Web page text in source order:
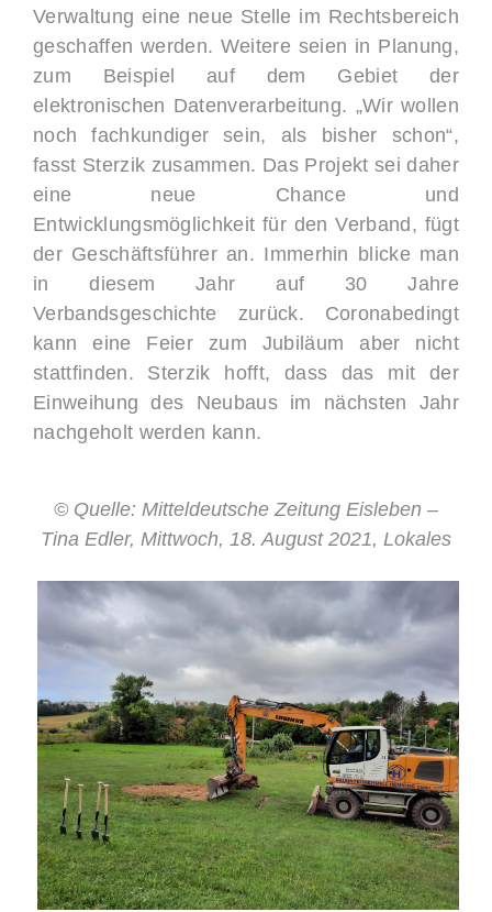
Verwaltung eine neue Stelle im Rechtsbereich
geschaffen werden. Weitere seien in Planung,
zum Beispiel auf dem Gebiet der
elektronischen Datenverarbeitung. „Wir wollen
noch fachkundiger sein, als bisher schon“,
fasst Sterzik zusammen. Das Projekt sei daher
eine neue Chance und
Entwicklungsmöglichkeit für den Verband, fügt
der Geschäftsführer an. Immerhin blicke man
in diesem Jahr auf 30 Jahre
Verbandsgeschichte zurück. Coronabedingt
kann eine Feier zum Jubiläum aber nicht
stattfinden. Sterzik hofft, dass das mit der
Einweihung des Neubaus im nächsten Jahr
nachgeholt werden kann.
© Quelle: Mitteldeutsche Zeitung Eisleben –
Tina Edler, Mittwoch, 18. August 2021, Lokales